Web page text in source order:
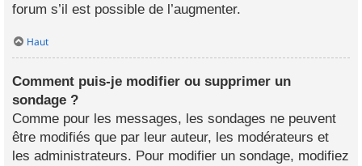
forum s’il est possible de l’augmenter.
Haut
Comment puis-je modifier ou supprimer un
sondage ?
Comme pour les messages, les sondages ne peuvent
être modifiés que par leur auteur, les modérateurs et
les administrateurs. Pour modifier un sondage, modifiez